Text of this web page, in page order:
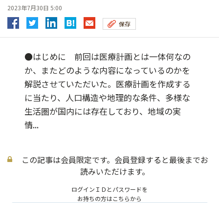
2023年7月30日 5:00
保存
●はじめに 前回は医療計画とは一体何なの
か、またどのような内容になっているのかを
解説させていただいた。医療計画を作成する
に当たり、人口構造や地理的な条件、多様な
生活圏が国内には存在しており、地域の実
情...
この記事は会員限定です。会員登録すると最後までお
読みいただけます。
ログインＩＤとパスワードを
お持ちの方はこちらから